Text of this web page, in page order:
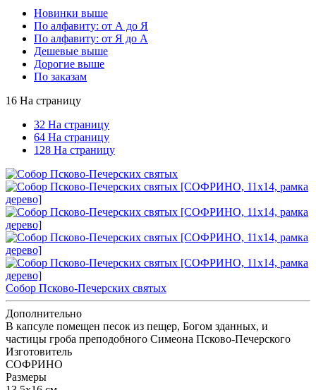
Новинки выше
По алфавиту: от А до Я
По алфавиту: от Я до А
Дешевые выше
Дорогие выше
По заказам
16 На страницу
32 На страницу
64 На страницу
128 На страницу
Собор Псково-Печерских святых
Дополнительно
В капсуле помещен песок из пещер, Богом зданных, и
частицы гроба преподобного Симеона Псково-Печерского
Изготовитель
СОФРИНО
Размеpы